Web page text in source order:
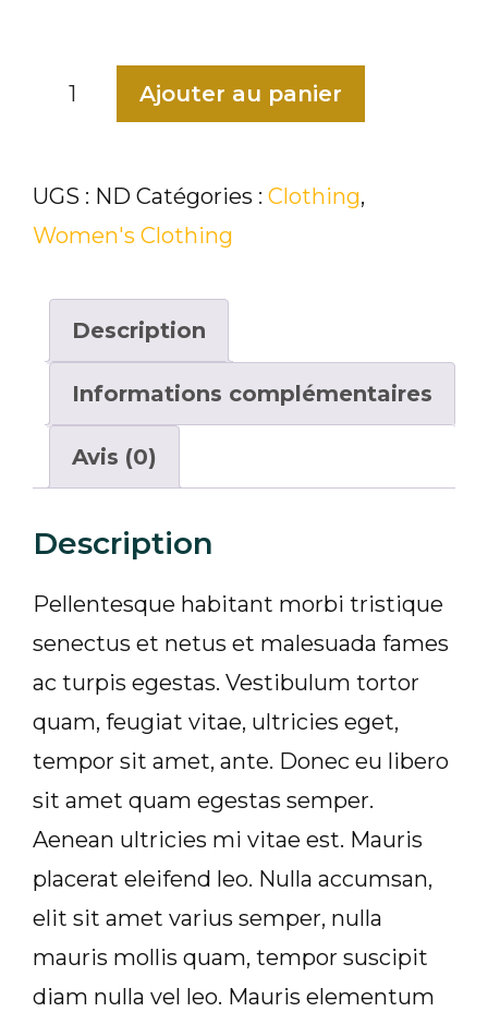
quantité
T-
shirt
Ajouter au panier
UGS : ND Catégories : Clothing,
Women's Clothing
Description
Informations complémentaires
Avis (0)
Description
Pellentesque habitant morbi tristique
senectus et netus et malesuada fames
ac turpis egestas. Vestibulum tortor
quam, feugiat vitae, ultricies eget,
tempor sit amet, ante. Donec eu libero
sit amet quam egestas semper.
Aenean ultricies mi vitae est. Mauris
placerat eleifend leo. Nulla accumsan,
elit sit amet varius semper, nulla
mauris mollis quam, tempor suscipit
diam nulla vel leo. Mauris elementum